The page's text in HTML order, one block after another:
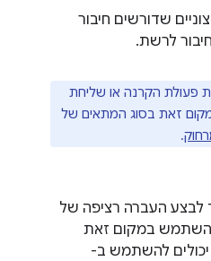
שדורשים חיבור
פעולת הקרנה או שליחת
זאת בסוג המתאים של
.
לבצע העברה רציפה של
להשתמש במקום זאת
להשתמש ב-